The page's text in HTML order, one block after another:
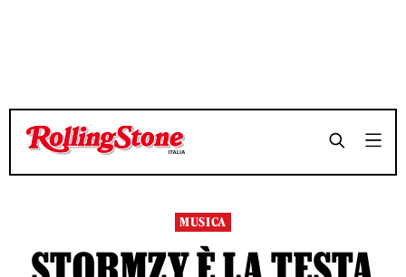
TEMPO DI LETTURA 6 MINUTI SHARE
TEMPO DI LETTURA 6 MINUTI SHARE
MUSICA